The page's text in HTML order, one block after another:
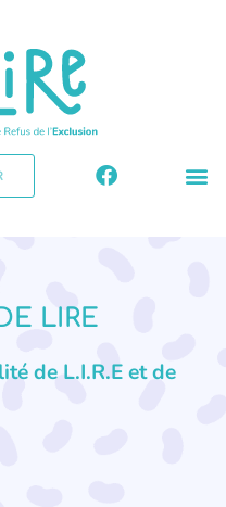
LIRE
de L.I.R.E et de